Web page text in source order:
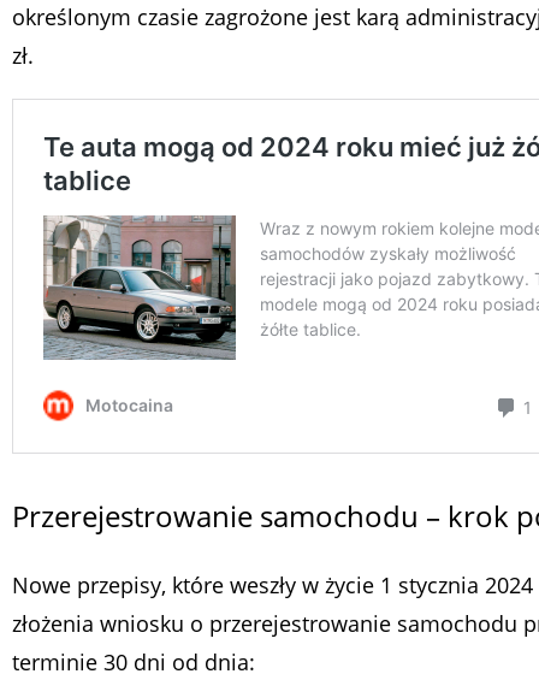
określonym czasie zagrożone jest karą
zł.
Przerejestrowanie samochodu – krok
Nowe przepisy, które weszły w życie 1 stycznia
złożenia wniosku o przerejestrowanie samochodu
terminie 30 dni od dnia: